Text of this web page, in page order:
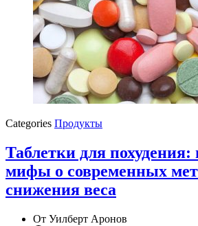
Categories Продукты
Таблетки для похудения:
мифы о современных
снижения веса
От Уилберт Аронов